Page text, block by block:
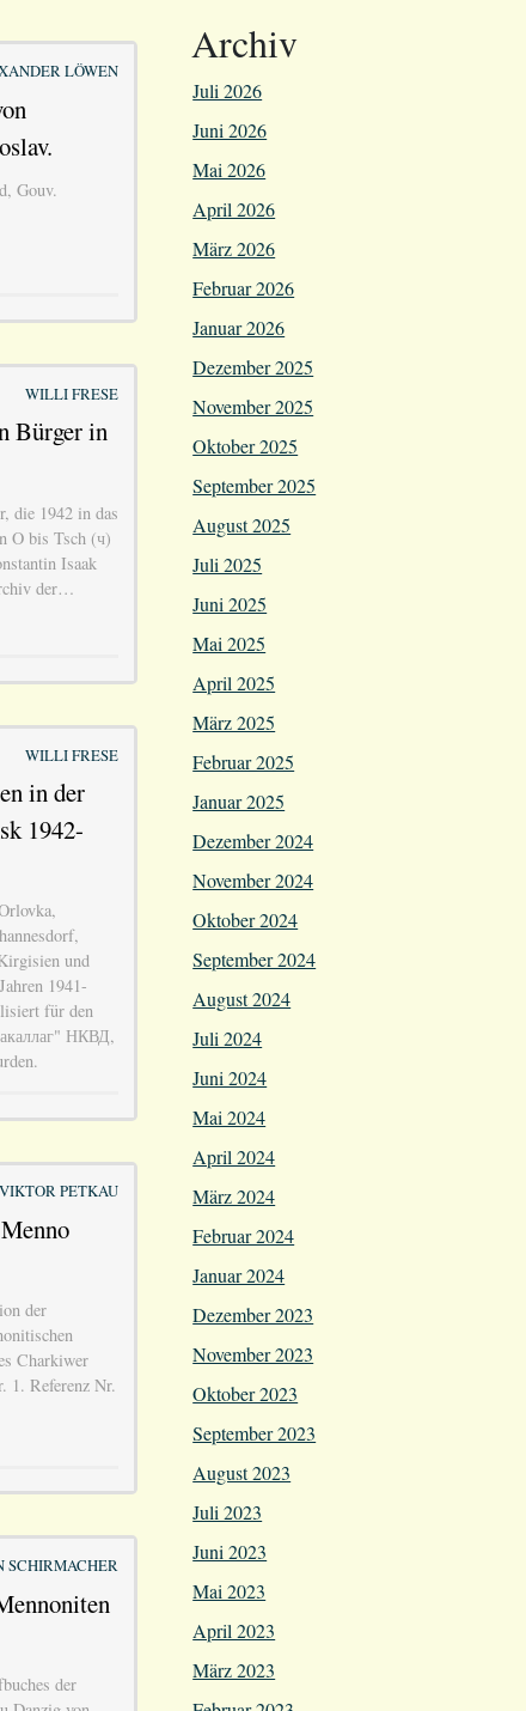
LÖWEN
Gouv.
WILLI FRESE
Bürger in
die 1942 in das
O bis Tsch (ч)
Isaak
der…
WILLI FRESE
in der
1942-
und
1941-
für den
НКВД,
VIKTOR PETKAU
der
Charkiwer
1. Referenz Nr.
SCHIRMACHER
der
Archiv
Juli 2026
Juni 2026
Mai 2026
April 2026
März 2026
Februar 2026
Januar 2026
Dezember 2025
November 2025
Oktober 2025
September 2025
August 2025
Juli 2025
Juni 2025
Mai 2025
April 2025
März 2025
Februar 2025
Januar 2025
Dezember 2024
November 2024
Oktober 2024
September 2024
August 2024
Juli 2024
Juni 2024
Mai 2024
April 2024
März 2024
Februar 2024
Januar 2024
Dezember 2023
November 2023
Oktober 2023
September 2023
August 2023
Juli 2023
Juni 2023
Mai 2023
April 2023
März 2023